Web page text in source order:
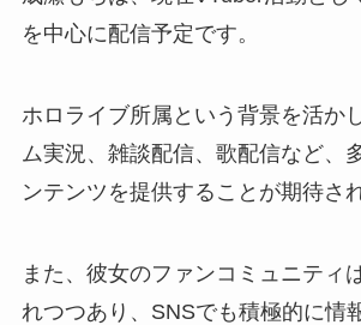
を中心に配信予定です。
ホロライブ所属という背景を活か
ム実況、雑談配信、歌配信など、
ンテンツを提供することが期待さ
また、彼女のファンコミュニティ
れつつあり、SNSでも積極的に情